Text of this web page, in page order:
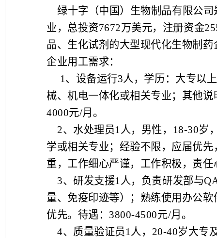
绿十字（中国）生物制品有限公
业，总投资7672万美元，注册资金
品、生化试剂的大型现代化生物制药
企业用工需求：
1、设备运行3人，学历：大专以
械、机电一体化或相关专业；其他
4000元/月。
2、水处理员1人，男性， 18-30岁
学或相关专业；经验不限，应届优
重，工作细心严谨，工作积极，责
3、研发支援1人，负责研发部与
量、免疫印迹等）；熟练使用办公
优先。待遇： 3800-4500元/月。
4、质量验证员 1人， 20-40岁大专